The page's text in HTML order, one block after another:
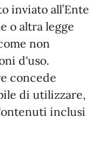
inviato all’Ente
o altra legge
non
d'uso.
concede
di utilizzare,
inclusi